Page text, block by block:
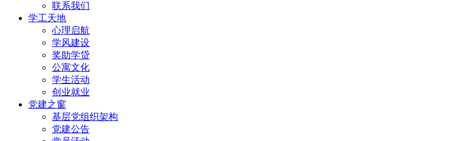
联系我们
学工天地
心理启航
学风建设
奖助学贷
公寓文化
学生活动
创业就业
党建之窗
基层党组织架构
党建公告